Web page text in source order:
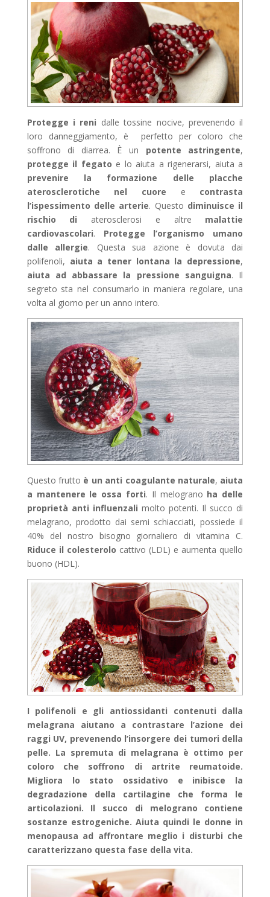
Protegge i reni dalle tossine nocive, prevenendo il
loro danneggiamento, è perfetto per coloro che
soffrono di diarrea. È un potente astringente,
protegge il fegato e lo aiuta a rigenerarsi, aiuta a
prevenire la formazione delle placche
aterosclerotiche nel cuore e contrasta
l’ispessimento delle arterie. Questo diminuisce il
rischio di aterosclerosi e altre malattie
cardiovascolari. Protegge l’organismo umano
dalle allergie. Questa sua azione è dovuta dai
polifenoli, aiuta a tener lontana la depressione,
aiuta ad abbassare la pressione sanguigna. Il
segreto sta nel consumarlo in maniera regolare, una
volta al giorno per un anno intero.
Questo frutto è un anti coagulante naturale, aiuta
a mantenere le ossa forti. Il melograno ha delle
proprietà anti influenzali molto potenti. Il succo di
melagrano, prodotto dai semi schiacciati, possiede il
40% del nostro bisogno giornaliero di vitamina C.
Riduce il colesterolo cattivo (LDL) e aumenta quello
buono (HDL).
I polifenoli e gli antiossidanti contenuti dalla
melagrana aiutano a contrastare l’azione dei
raggi UV, prevenendo l’insorgere dei tumori della
pelle. La spremuta di melagrana è ottimo per
coloro che soffrono di artrite reumatoide.
Migliora lo stato ossidativo e inibisce la
degradazione della cartilagine che forma le
articolazioni. Il succo di melograno contiene
sostanze estrogeniche. Aiuta quindi le donne in
menopausa ad affrontare meglio i disturbi che
caratterizzano questa fase della vita.